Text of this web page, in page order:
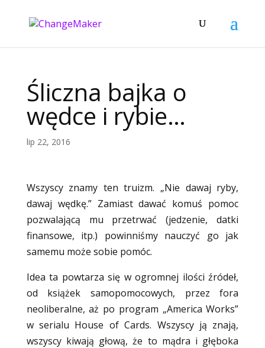
Śliczna bajka o
wędce i rybie…
lip 22, 2016
Wszyscy znamy ten truizm. „Nie dawaj ryby,
dawaj wędkę.” Zamiast dawać komuś pomoc
pozwalającą mu przetrwać (jedzenie, datki
finansowe, itp.) powinniśmy nauczyć go jak
samemu może sobie pomóc.
Idea ta powtarza się w ogromnej ilości źródeł,
od książek samopomocowych, przez fora
neoliberalne, aż po program „America Works”
w serialu House of Cards. Wszyscy ją znają,
wszyscy kiwają głową, że to mądra i głęboka